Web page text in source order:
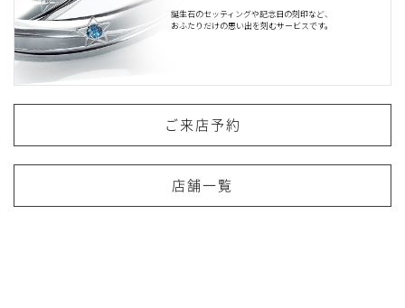
誕生石のセッティングや記念日の刻印など、
おふたりだけの思い出を刻むサービスです。
ご来店予約
店舗一覧